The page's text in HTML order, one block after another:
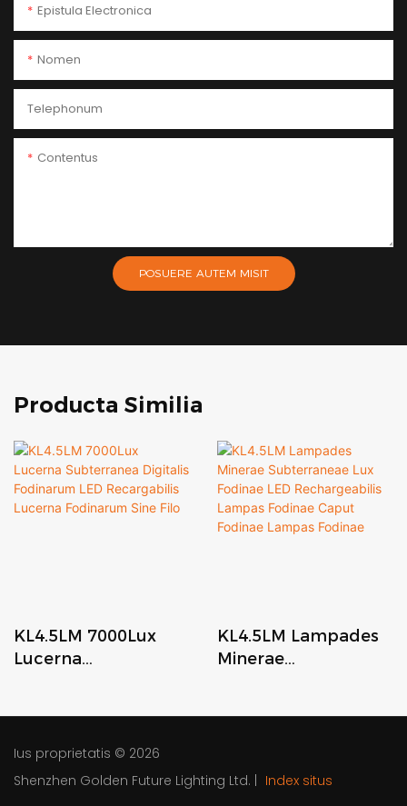
Epistula Electronica
Nomen
Telephonum
Contentus
POSUERE AUTEM MISIT
Producta Similia
KL4.5LM 7000Lux
Lucerna
Fodinarum Sine Filo
KL4.5LM Lampades
Minerae
Caput Fodinae
Lampas Fodinae
Ius proprietatis © 2026
Shenzhen Golden Future Lighting Ltd.
Index situs